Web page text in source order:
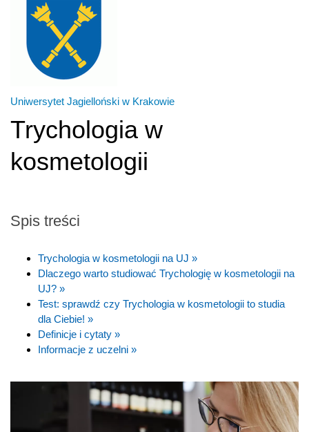
Uniwersytet Jagielloński w Krakowie
Trychologia w
kosmetologii
Spis treści
Trychologia w kosmetologii na UJ »
Dlaczego warto studiować Trychologię w kosmetologii na
UJ? »
Test: sprawdź czy Trychologia w kosmetologii to studia
dla Ciebie! »
Definicje i cytaty »
Informacje z uczelni »